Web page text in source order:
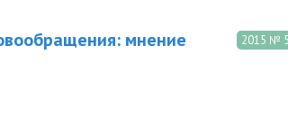
2015 № 5
мнение